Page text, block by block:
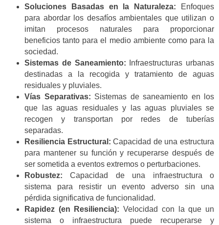
Soluciones Basadas en la Naturaleza: Enfoques
para abordar los desafíos ambientales que utilizan o
imitan procesos naturales para proporcionar
beneficios tanto para el medio ambiente como para la
sociedad.
Sistemas de Saneamiento: Infraestructuras urbanas
destinadas a la recogida y tratamiento de aguas
residuales y pluviales.
Vías Separativas: Sistemas de saneamiento en los
que las aguas residuales y las aguas pluviales se
recogen y transportan por redes de tuberías
separadas.
Resiliencia Estructural: Capacidad de una estructura
para mantener su función y recuperarse después de
ser sometida a eventos extremos o perturbaciones.
Robustez: Capacidad de una infraestructura o
sistema para resistir un evento adverso sin una
pérdida significativa de funcionalidad.
Rapidez (en Resiliencia): Velocidad con la que un
sistema o infraestructura puede recuperarse y